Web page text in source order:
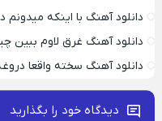
دانلود آهنگ با اینکه
دانلود آهنگ غرق لاوم ببین
دانلود آهنگ سخته واقعا
دیدگاه خود را بگذارید